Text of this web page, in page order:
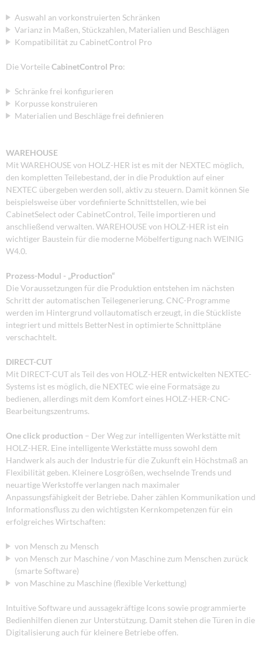
Auswahl an vorkonstruierten Schränken
Varianz in Maßen, Stückzahlen, Materialien und Beschlägen
Kompatibilität zu CabinetControl Pro
Die VorteileCabinetControl Pro:
Schränke frei konfigurieren
Korpusse konstruieren
Materialien und Beschläge frei definieren
WAREHOUSE
Mit WAREHOUSE von HOLZ-HER ist es mit der NEXTEC möglich,
den kompletten Teilebestand, der in die Produktion auf einer
NEXTEC übergeben werden soll, aktiv zu steuern. Damit können Sie
beispielsweise über vordefinierte Schnittstellen, wie bei
CabinetSelect oder CabinetControl, Teile importieren und
anschließend verwalten. WAREHOUSE von HOLZ-HER ist ein
wichtiger Baustein für die moderne Möbelfertigung nach WEINIG
W4.0.
Prozess-Modul - „Production“
Die Voraussetzungen für die Produktion entstehen im nächsten
Schritt der automatischen Teilegenerierung. CNC-Programme
werden im Hintergrund vollautomatisch erzeugt, in die Stückliste
integriert und mittels BetterNest in optimierte Schnittpläne
verschachtelt.
DIRECT-CUT
Mit DIRECT-CUT als Teil des von HOLZ-HER entwickelten NEXTEC-
Systems ist es möglich, die NEXTEC wie eine Formatsäge zu
bedienen, allerdings mit dem Komfort eines HOLZ-HER-CNC-
Bearbeitungszentrums.
One click production – Der Weg zur intelligenten Werkstätte mit
HOLZ-HER. Eine intelligente Werkstätte muss sowohl dem
Handwerk als auch der Industrie für die Zukunft ein Höchstmaß an
Flexibilität geben. Kleinere Losgrößen, wechselnde Trends und
neuartige Werkstoffe verlangen nach maximaler
Anpassungsfähigkeit der Betriebe. Daher zählen Kommunikation und
Informationsfluss zu den wichtigsten Kernkompetenzen für ein
erfolgreiches Wirtschaften:
von Mensch zu Mensch
von Mensch zur Maschine / von Maschine zum Menschen zurück
(smarte Software)
von Maschine zu Maschine (flexible Verkettung)
Intuitive Software und aussagekräftige Icons sowie programmierte
Bedienhilfen dienen zur Unterstützung. Damit stehen die Türen in die
Digitalisierung auch für kleinere Betriebe offen.